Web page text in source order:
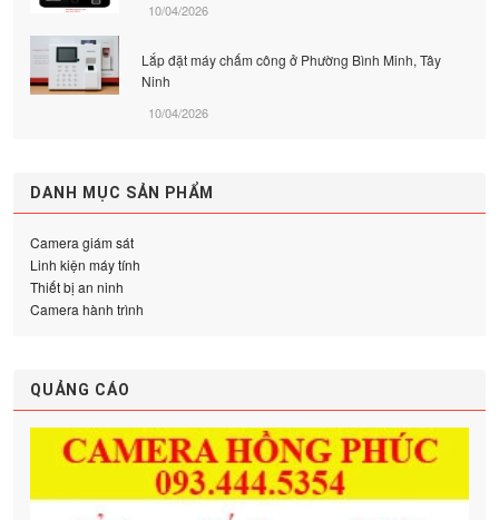
10/04/2026
Lắp đặt máy chấm công ở Phường Bình Minh, Tây
Ninh
10/04/2026
DANH MỤC SẢN PHẨM
Camera giám sát
Linh kiện máy tính
Thiết bị an ninh
Camera hành trình
QUẢNG CÁO